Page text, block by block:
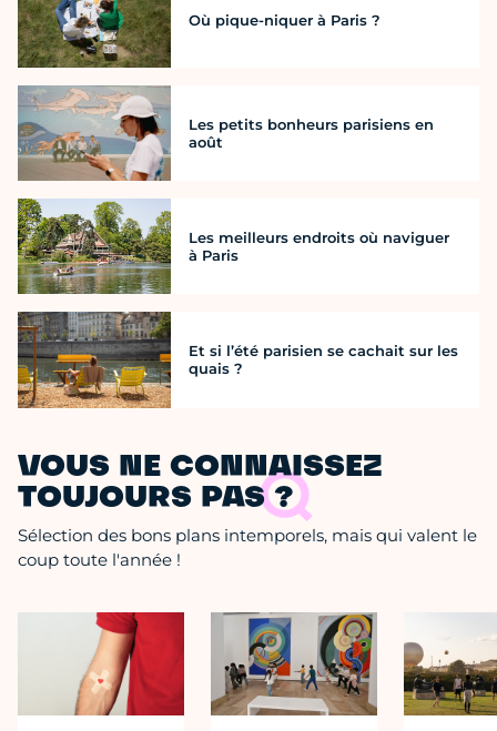
Où pique-niquer à Paris ?
Les petits bonheurs parisiens en
août
Les meilleurs endroits où naviguer
à Paris
Et si l’été parisien se cachait sur les
quais ?
VOUS NE CONNAISSEZ
TOUJOURS PAS ?
Sélection des bons plans intemporels, mais qui valent le
coup toute l'année !